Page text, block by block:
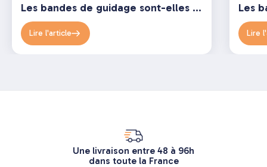
Les bandes de guidage sont-elles obligatoires ? Décryptage complet de la réglementation
Lire l'article Lire
Une livraison entre 48 à 96h
dans toute la France